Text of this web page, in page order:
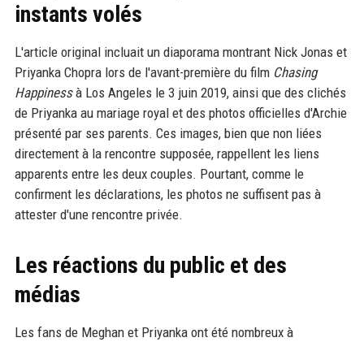
instants volés
L'article original incluait un diaporama montrant Nick Jonas et
Priyanka Chopra lors de l'avant-première du film Chasing
Happinessà Los Angeles le 3 juin 2019, ainsi que des clichés
de Priyanka au mariage royal et des photos officielles d'Archie
présenté par ses parents. Ces images, bien que non liées
directement à la rencontre supposée, rappellent les liens
apparents entre les deux couples. Pourtant, comme le
confirment les déclarations, les photos ne suffisent pas à
attester d'une rencontre privée.
Les réactions du public et des
médias
Les fans de Meghan et Priyanka ont été nombreux à